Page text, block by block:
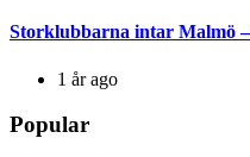
Storklubbarna intar Malmö
1 år ago
Popular